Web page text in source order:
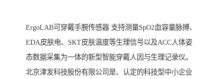
ErgoLAB可穿戴手腕传感器 支持测量SpO2血容量脉搏、
EDA皮肤电、SKT皮肤温度等生理信号以及ACC人体姿
态数据采集为一体的新型智能穿戴人因与生理记录仪。
北京津发科技股份有限公司是、认定的科技型中小企业